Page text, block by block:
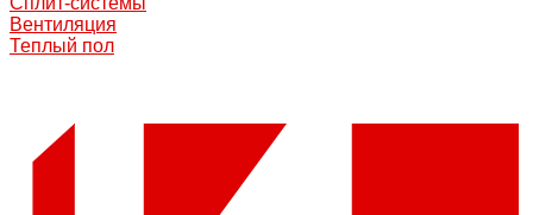
Вентиляция
Теплый пол